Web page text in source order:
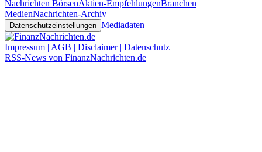
Nachrichten BörsenAktien-EmpfehlungenBranchen
MedienNachrichten-Archiv
Datenschutzeinstellungen Mediadaten
Impressum | AGB | Disclaimer | Datenschutz
RSS-News von FinanzNachrichten.de